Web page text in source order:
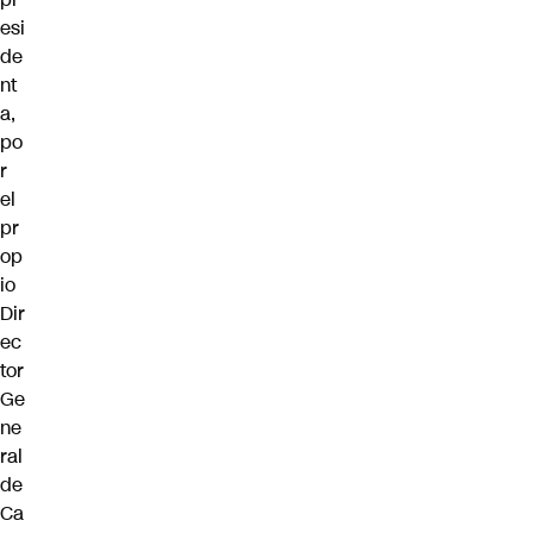
esi
de
nt
a,
po
r
el
pr
op
io
Dir
ec
tor
Ge
ne
ral
de
Ca